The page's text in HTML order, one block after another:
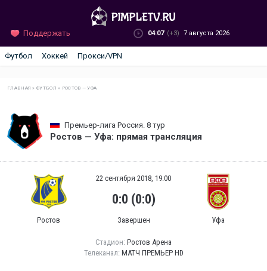
Поддержать 04:07 (+3) 7 августа 2026
Футбол Хоккей Прокси/VPN
ГЛАВНАЯ »ФУТБОЛ » РОСТОВ — УФА
Премьер-лига Россия. 8 тур
Ростов — Уфа: прямая трансляция
Ростов
22 сентября 2018, 19:00
0:0 (0:0)
Завершен Уфа
Стадион: Ростов Арена
Телеканал: МАТЧ ПРЕМЬЕР HD